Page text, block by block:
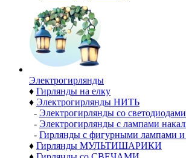
Электро­гирлянды
♦ Гирлянды на елку
♦ Электрогирлянды НИТЬ
- Электрогирлянды со светодиодами
- Электрогирлянды с лампами
- Гирлянды с фигурными лампами и
♦ Гирлянды МУЛЬТИШАРИКИ